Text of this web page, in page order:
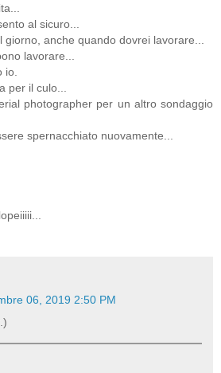
al sicuro...
anche quando dovrei lavorare...
lavorare...
io.
per il culo...
photographer per un altro sondaggio
spernacchiato nuovamente...
06, 2019 2:50 PM